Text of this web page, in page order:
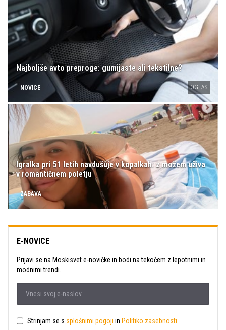
Najboljše avto preproge: gumijaste ali tekstilne?
NOVICE OGLAS
Igralka pri 51 letih navdušuje v kopalkah: z možem uživa
v romantičnem poletju
ZABAVA
E-NOVICE
Prijavi se na Moskisvet e-novičke in bodi na tekočem z lepotnimi in
modnimi trendi.
Strinjam se s splošnimi pogoji in Politiko zasebnosti